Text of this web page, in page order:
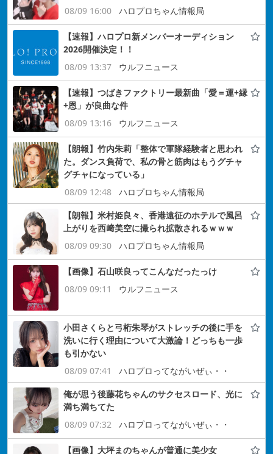
08/09 16:00
ハロプロちゃん情報局
【速報】ハロプロ新メンバーオーディション
2026開催決定！！
08/09 13:37
ウルフニュース
【速報】つばきファクトリー最新曲「愛＝運+縁
+恩」が良曲な件
08/09 13:16
ウルフニュース
【朗報】竹内朱莉「整体で軍隊経験者と思われ
た。ダンス負荷で、私の骨と筋肉はもうグチャ
グチャになっている」
08/09 12:48
ハロプロちゃん情報局
【朗報】米村姫良々、香港遠征のホテルで風呂
上がりを西﨑美空に撮られ拡散されるｗｗｗ
08/09 09:30
ハロプロちゃん情報局
【画像】石山咲良ってこんなだったっけ
08/09 09:11
ウルフニュース
小田さくらと弓桁朱琴がストレッチの後に手を
洗いに行く理由について大激論！どっちも一歩
も引かない
08/09 07:41
ハロプロってながいぜぃ・・
俺が思う後藤花ちゃんのサクセスロード、光に
満ち満ちてた
08/09 07:32
ハロプロってながいぜぃ・・
【画像】大坪まのちゃんが普通に美少女